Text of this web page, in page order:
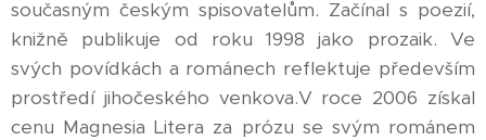
současným českým spisovatelům. Začínal s poezií,
knižně publikuje od roku 1998 jako prozaik. Ve
svých povídkách a románech reflektuje především
prostředí jihočeského venkova.V roce 2006 získal
cenu Magnesia Litera za prózu se svým románem